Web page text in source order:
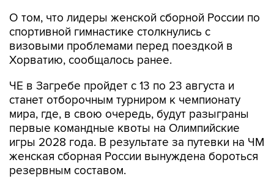
О том, что лидеры женской сборной России по
спортивной гимнастике столкнулись с
визовыми проблемами перед поездкой в
Хорватию, сообщалось ранее.
ЧЕ в Загребе пройдет с 13 по 23 августа и
станет отборочным турниром к чемпионату
мира, где, в свою очередь, будут разыграны
первые командные квоты на Олимпийские
игры 2028 года. В результате за путевки на ЧМ
женская сборная России вынуждена бороться
резервным составом.